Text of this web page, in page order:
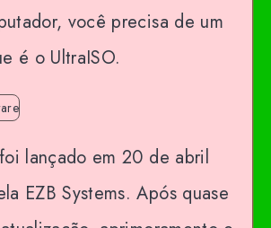
você precisa de um
é o UltraISO.
lançado em 20 de abril
EZB Systems. Após quase